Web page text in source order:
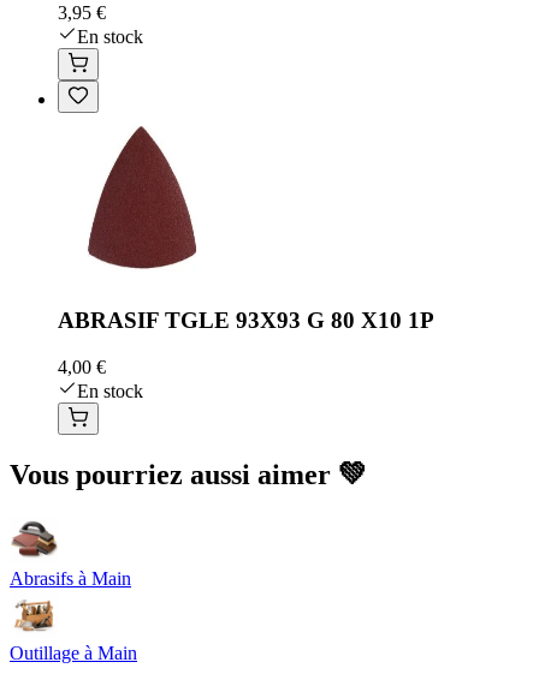
3,95 €
En stock
ABRASIF TGLE 93X93 G 80 X10 1P
4,00 €
En stock
Vous pourriez aussi aimer 💚
Abrasifs à Main
Outillage à Main